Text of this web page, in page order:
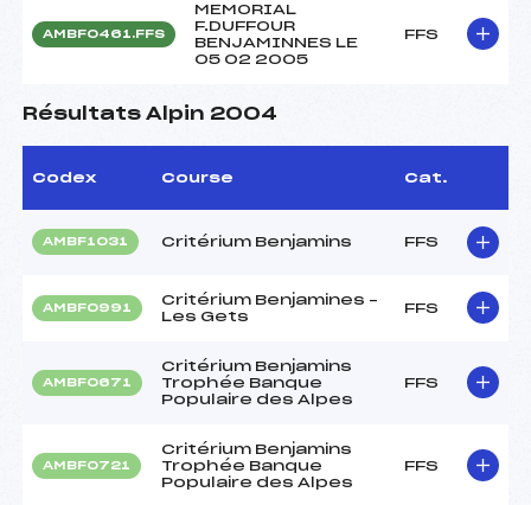
AMBF0461.FFS
MEMORIAL
F.DUFFOUR
BENJAMINNES LE
05 02 2005
FFS
Résultats Alpin 2004
Codex Course Cat.
AMBF1031 Critérium Benjamins FFS
AMBF0991
Critérium Benjamines –
Les Gets
FFS
AMBF0671
Critérium Benjamins
Trophée Banque
Populaire des Alpes
FFS
AMBF0721
Critérium Benjamins
Trophée Banque
Populaire des Alpes
FFS